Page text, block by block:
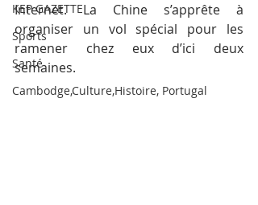
KEP GAZETTE
Sports
Santé
Cambodge,Culture,Histoire, Portugal
Internet. La Chine s’apprête à
organiser un vol spécial pour les
ramener chez eux d’ici deux
semaines.